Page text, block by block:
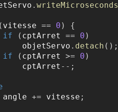
. writeMicroseconds
( vitesse == 0 )
{
if
( cptArret == 0 )
objetServo
. detach ( ) ;
if
( cptArret >= 0 )
cptArret
-- ;
angle
+= vitesse ;